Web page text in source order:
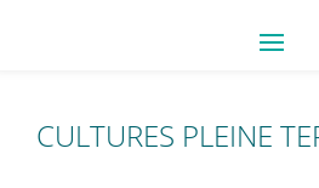
CULTURES PLEINE